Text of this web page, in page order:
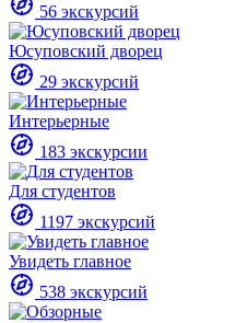
56 экскурсий
Юсуповский дворец
29 экскурсий
Интерьерные
183 экскурсии
Для студентов
1197 экскурсий
Увидеть главное
538 экскурсий